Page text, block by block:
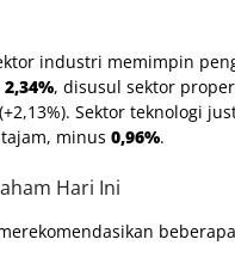
industri memimpin
2,34%, disusul sektor
Sektor teknologi
minus 0,96%.
Hari Ini